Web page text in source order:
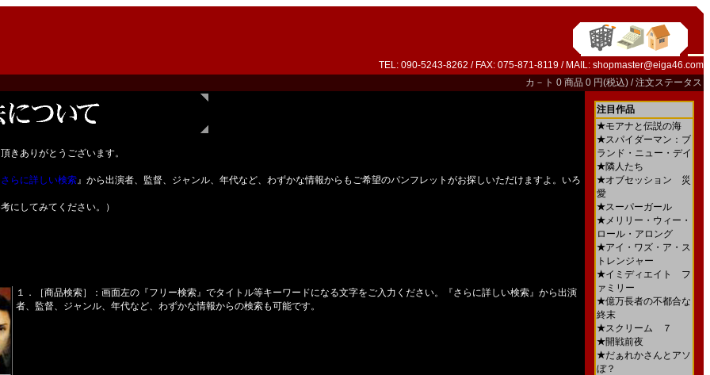
TEL: 090-5243-8262 / FAX: 075-871-8119 / MAIL: shopmaster@eiga46.com
カ－ト 0 商品 0 円(税込) /注文ステータス
きありがとうございます。
さらに詳しい検索』から出演者、監督、ジャンル、年代など、わずかな情報からもご希望のパンフレットがお探しいただけますよ。いろ
にしてみてください。）
１．［商品検索］：画面左の『フリー検索』でタイトル等キーワードになる文字をご入力ください。『さらに詳しい検索』から出演
者、監督、ジャンル、年代など、わずかな情報からの検索も可能です。
注目作品
★モアナと伝説の海
★スパイダーマン：ブ
ランド・ニュー・デイ
★隣人たち
★オブセッション 災
愛
★スーパーガール
★メリリー・ウィー・
ロール・アロング
★アイ・ワズ・ア・ス
トレンジャー
★イミディエイト フ
ァミリー
★億万長者の不都合な
終末
★スクリーム ７
★開戦前夜
★だぁれかさんとアソ
ぼ？